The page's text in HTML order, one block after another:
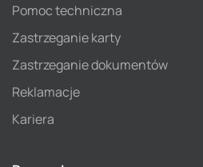
Pomoc techniczna
Zastrzeganie karty
Zastrzeganie dokumentów
Reklamacje
Kariera